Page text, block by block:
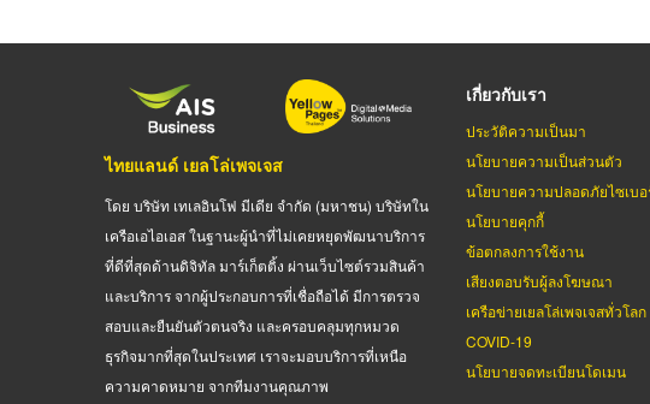
ไทยแลนด์ เยลโล่เพจเจส
โดย บริษัท เทเลอินโฟ มีเดีย จำกัด (มหาชน) บริษัทใน
เครือเอไอเอส ในฐานะผู้นำที่ไม่เคยหยุดพัฒนาบริการ
ที่ดีที่สุดด้านดิจิทัล มาร์เก็ตติ้ง ผ่านเว็บไซต์รวมสินค้า
และบริการ จากผู้ประกอบการที่เชื่อถือได้ มีการตรวจ
สอบและยืนยันตัวตนจริง และครอบคลุมทุกหมวด
ธุรกิจมากที่สุดในประเทศ เราจะมอบบริการที่เหนือ
ความคาดหมาย จากทีมงานคุณภาพ
เกี่ยวกับเรา
ประวัติความเป็นมา
นโยบายความเป็นส่วนตัว
นโยบายความปลอดภัยไซเบอ
นโยบายคุกกี้
ข้อตกลงการใช้งาน
เสียงตอบรับผู้ลงโฆษณา
เครือข่ายเยลโล่เพจเจสทั่วโลก
COVID-19
นโยบายจดทะเบียนโดเมน